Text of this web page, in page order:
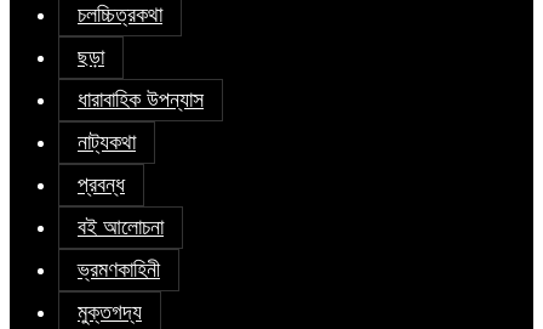
চলচ্চিত্রকথা
ছড়া
ধারাবাহিক উপন্যাস
নাট্যকথা
প্রবন্ধ
বই আলোচনা
ভ্রমণকাহিনী
মুক্তগদ্য